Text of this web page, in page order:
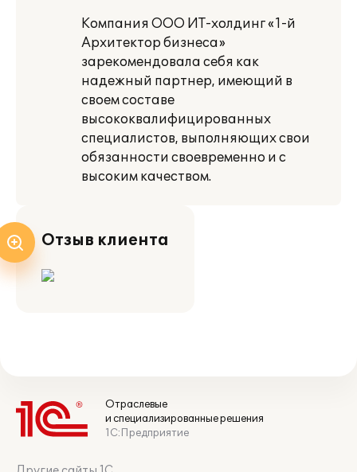
Компания ООО ИТ-холдинг «1-й
Архитектор бизнеса»
зарекомендовала себя как
надежный партнер, имеющий в
своем составе
высококвалифицированных
специалистов, выполняющих свои
обязанности своевременно и с
высоким качеством.
Отзыв клиента
Отраслевые
и специализированные решения
1С:Предприятие